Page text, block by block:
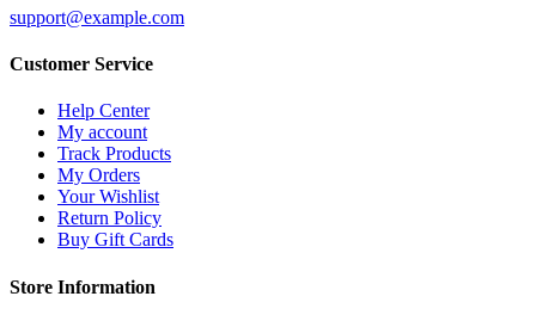
support@example.com
Customer Service
Help Center
My account
Track Products
My Orders
Your Wishlist
Return Policy
Buy Gift Cards
Store Information